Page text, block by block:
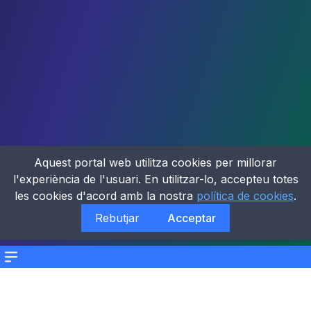
Menu
Aquest portal web utilitza cookies per millorar
l'experiència de l'usuari. En utilitzar-lo, accepteu totes
les cookies d'acord amb la nostra política de cookies.
Rebutjar
Acceptar